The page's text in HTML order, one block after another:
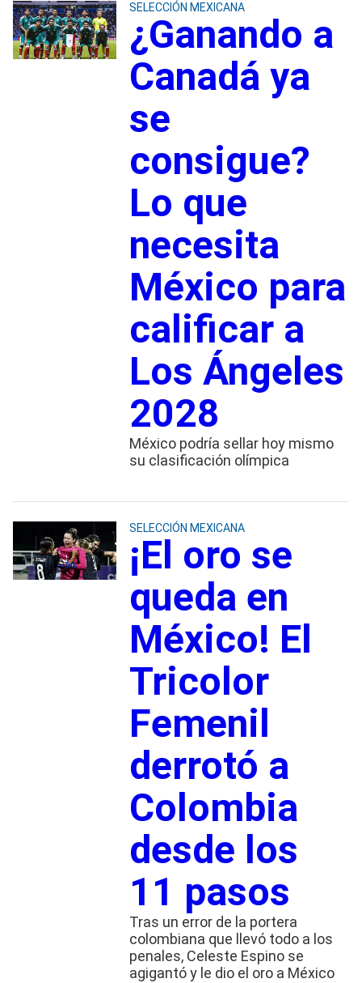
SELECCIÓN MEXICANA
¿Ganando a
Canadá ya
se
consigue?
Lo que
necesita
México para
calificar a
Los Ángeles
2028
México podría sellar hoy mismo
su clasificación olímpica
SELECCIÓN MEXICANA
¡El oro se
queda en
México! El
Tricolor
Femenil
derrotó a
Colombia
desde los
11 pasos
Tras un error de la portera
colombiana que llevó todo a los
penales, Celeste Espino se
agigantó y le dio el oro a México